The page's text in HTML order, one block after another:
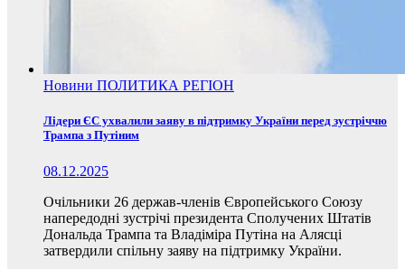
Новини ПОЛИТИКА РЕГІОН
Лідери ЄС ухвалили заяву в підтримку України перед зустріччю
Трампа з Путіним
08.12.2025
Очільники 26 держав-членів Європейського Союзу
напередодні зустрічі президента Сполучених Штатів
Дональда Трампа та Владіміра Путіна на Алясці
затвердили спільну заяву на підтримку України.